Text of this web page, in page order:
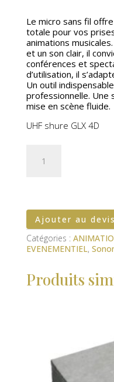
Le micro sans fil
totale pour vos
animations
et un son clair, il
conférences et
d’utilisation, il
Un outil
professionnelle. Une
mise en scène fluide.
UHF shure GLX 4D
Ajouter au devis
Catégories :
EVENEMENTIEL,
Produits